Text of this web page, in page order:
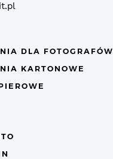
DLA FOTOGRAFÓW
KARTONOWE